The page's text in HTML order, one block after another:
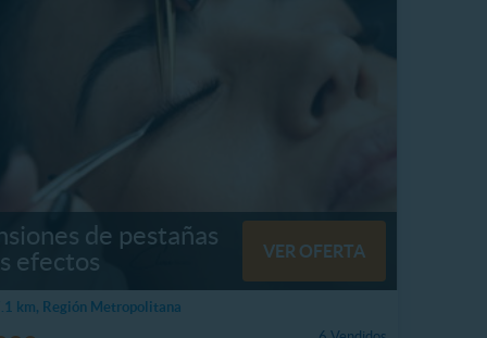
de pestañas
efectos
VER OFERTA
km, Región Metropolitana